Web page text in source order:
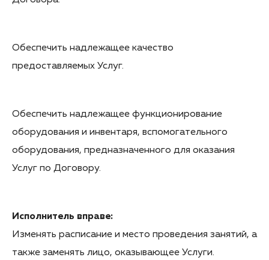
Обеспечить надлежащее качество
предоставляемых Услуг.
Обеспечить надлежащее функционирование
оборудования и инвентаря, вспомогательного
оборудования, предназначенного для оказания
Услуг по Договору.
Исполнитель вправе:
Изменять расписание и место проведения занятий, а
также заменять лицо, оказывающее Услуги.